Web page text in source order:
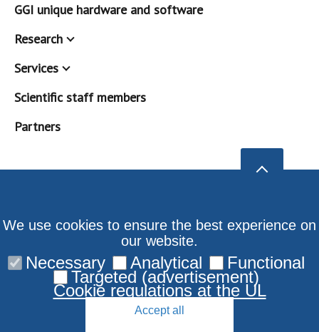
GGI unique hardware and software
Research
Services
Scientific staff members
Partners
We use cookies to ensure the best experience on
our website.
Necessary Analytical Functional
Targeted (advertisement)
Cookie regulations at the UL
Accept all